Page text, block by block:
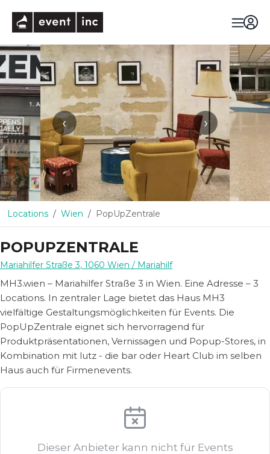
‹ ›
Locations Wien PopUpZentrale
POPUPZENTRALE
Mariahilfer Straße 3, 1060 Wien / Mariahilf
MH3.wien – Mariahilfer Straße 3 in Wien. Eine Adresse – 3
Locations. In zentraler Lage bietet das Haus MH3
vielfältige Gestaltungsmöglichkeiten für Events. Die
PopUpZentrale eignet sich hervorragend für
Produktpräsentationen, Vernissagen und Popup-Stores, in
Kombination mit lutz - die bar oder Heart Club im selben
Haus auch für Firmenevents.
Dieser Anbieter kann nicht für Events